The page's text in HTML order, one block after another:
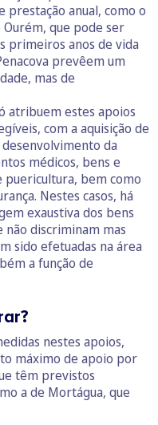
prestação anual, como o
que pode ser
primeiros anos de vida
prevêem um
mas de
atribuem estes apoios
com a aquisição de
da
médicos, bens e
bem como
Nestes casos, há
exaustiva dos bens
não discriminam mas
sido efetuadas na área
a função de
nestes apoios,
máximo de apoio por
têm previstos
a de Mortágua, que